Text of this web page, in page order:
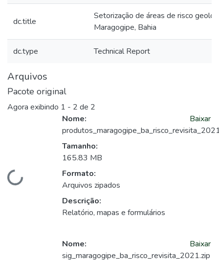
dc.title
Setorização de áreas de risco
Maragogipe, Bahia
dc.type Technical Report
Arquivos
Pacote original
Agora exibindo 1 - 2 de 2
Carregando...
Nome:
Tamanho:
165.83 MB
Formato:
Arquivos zipados
Descrição:
Relatório, mapas e formulários
Baixar
Nome:
sig_maragogipe_ba_risco_revisita_2021.zip
Baixar